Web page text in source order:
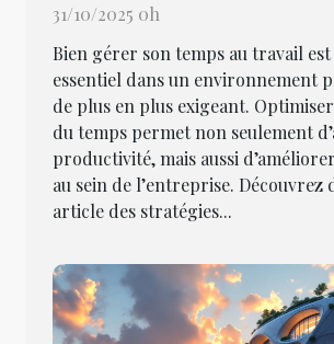
31/10/2025 0h
Bien gérer son temps au travail est
essentiel dans un environnement
de plus en plus exigeant.
du temps permet non seulement
productivité, mais aussi
au sein de l’entreprise. Découvrez
article des stratégies...